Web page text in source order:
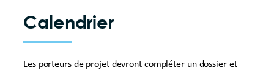
Calendrier
Les porteurs de projet devront compléter un dossier et